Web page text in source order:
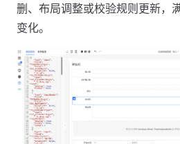
删、布局调整或校验规则更新，
变化。